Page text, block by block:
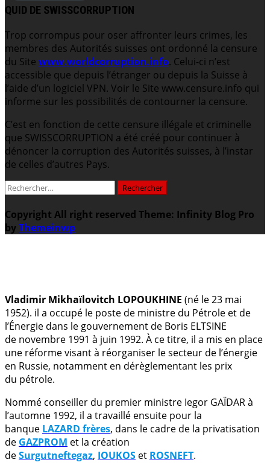
QUID DE SWISSCORRUPTION
Trop corrompus pour oser affronter leurs crimes, les
membres des Autorités suisses ont ordonné la censure
du Site www.worldcorruption.info. Celui-ci n’est
accessible que depuis l’étranger ou depuis la Suisse à
l’aide d’un logiciel VPN. Voir le Site www.censure.info qui
informe sur les possibilités de contourner la censure.
C’est en fonction de cette censure illégale et criminelle
que SWISSCORRUPTION a été créé pour continuer à
dénoncer la corruption des Autorités suisses, à l’instar
de celles d’autres Pays.
Rechercher :
Copyright All right reserved Theme: Infinity Blog Pro
byThemeinwp
Vladimir Mikhaïlovitch LOPOUKHINE (né le 23 mai
1952). il a occupé le poste de ministre du Pétrole et de
l’Énergie dans le gouvernement de Boris ELTSINE
de novembre 1991 à juin 1992. À ce titre, il a mis en place
une réforme visant à réorganiser le secteur de l’énergie
en Russie, notamment en dérèglementant les prix
du pétrole.
Nommé conseiller du premier ministre Iegor GAÏDAR à
l’automne 1992, il a travaillé ensuite pour la
banque LAZARD frères, dans le cadre de la privatisation
de GAZPROM et la création
deSurgutneftegaz, IOUKOS et ROSNEFT.